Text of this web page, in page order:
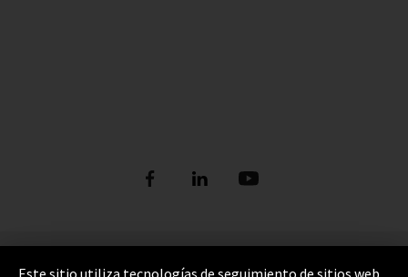
Pie de imprenta
Este sitio utiliza tecnologías de seguimiento de sitios web